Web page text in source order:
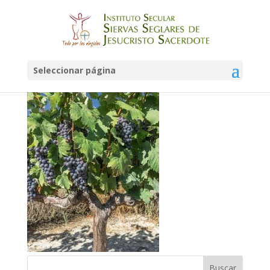
Seleccionar página
vid-y-sarmientos